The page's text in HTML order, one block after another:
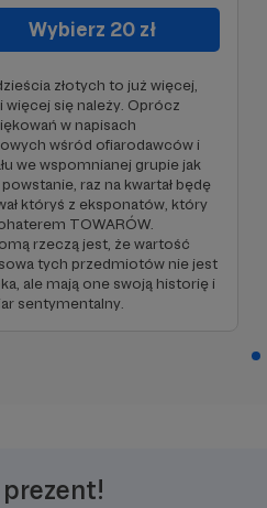
Wybierz 20 zł
złotych to już więcej,
więcej się należy. Oprócz
w napisach
wśród ofiarodawców i
we wspomnianej grupie jak
raz na kwartał będę
któryś z eksponatów, który
TOWARÓW.
rzeczą jest, że wartość
tych przedmiotów nie jest
ale mają one swoją historię i
sentymentalny.